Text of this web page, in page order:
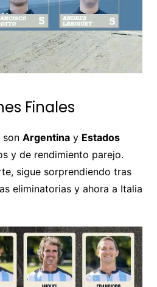
Finales
son Argentinay Estados
y de rendimiento parejo.
sigue sorprendiendo tras
eliminatorias y ahora a Italia